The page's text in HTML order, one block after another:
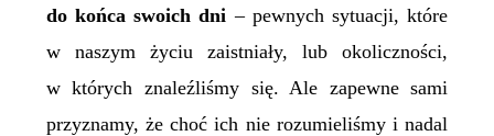
do końca swoich dni– pewnych sytuacji, które
w naszym życiu zaistniały, lub okoliczności,
w których znaleźliśmy się. Ale zapewne sami
przyznamy, że choć ich nie rozumieliśmy i nadal